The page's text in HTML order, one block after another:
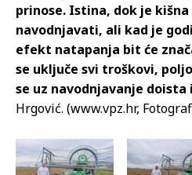
prinose. Istina, dok je
navodnjavati, ali kad je
efekt natapanja bit će
se uključe svi troškovi,
se uz navodnjavanje doista
Hrgović. (www.vpz.hr,